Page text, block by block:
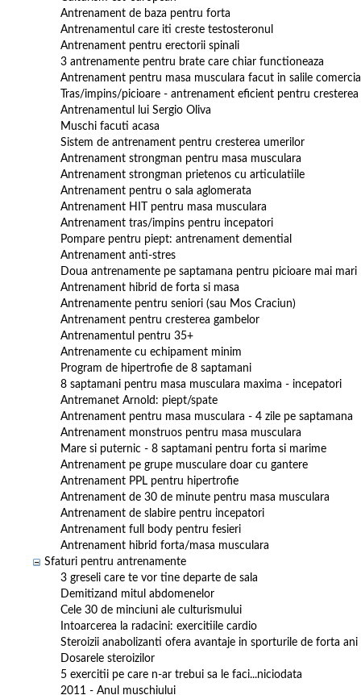
Antrenament de baza pentru forta
Antrenamentul care iti creste testosteronul
Antrenament pentru erectorii spinali
3 antrenamente pentru brate care chiar functioneaza
Antrenament pentru masa musculara facut in salile
Tras/impins/picioare - antrenament eficient pentru
Antrenamentul lui Sergio Oliva
Muschi facuti acasa
Sistem de antrenament pentru cresterea umerilor
Antrenament strongman pentru masa musculara
Antrenament strongman prietenos cu articulatiile
Antrenament pentru o sala aglomerata
Antrenament HIT pentru masa musculara
Antrenament tras/impins pentru incepatori
Pompare pentru piept: antrenament demential
Antrenament anti-stres
Doua antrenamente pe saptamana pentru picioare mai mari
Antrenament hibrid de forta si masa
Antrenamente pentru seniori (sau Mos Craciun)
Antrenament pentru cresterea gambelor
Antrenamentul pentru 35+
Antrenamente cu echipament minim
Program de hipertrofie de 8 saptamani
8 saptamani pentru masa musculara maxima - incepatori
Antremanet Arnold: piept/spate
Antrenament pentru masa musculara - 4 zile pe saptamana
Antrenament monstruos pentru masa musculara
Mare si puternic - 8 saptamani pentru forta si marime
Antrenament pe grupe musculare doar cu gantere
Antrenament PPL pentru hipertrofie
Antrenament de 30 de minute pentru masa musculara
Antrenament de slabire pentru incepatori
Antrenament full body pentru fesieri
Antrenament hibrid forta/masa musculara
Sfaturi pentru antrenamente
3 greseli care te vor tine departe de sala
Demitizand mitul abdomenelor
Cele 30 de minciuni ale culturismului
Intoarcerea la radacini: exercitiile cardio
Steroizii anabolizanti ofera avantaje in sporturile de forta
Dosarele steroizilor
5 exercitii pe care n-ar trebui sa le faci...niciodata
2011 - Anul muschiului